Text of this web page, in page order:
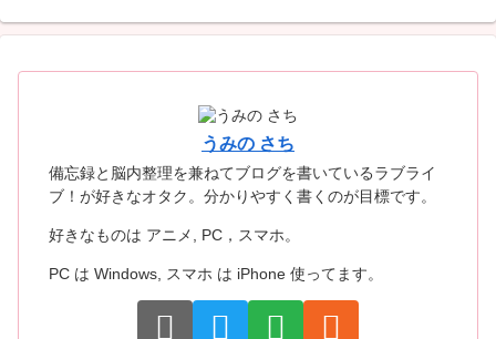
うみの さち
備忘録と脳内整理を兼ねてブログを書いているラブライ
ブ！が好きなオタク。分かりやすく書くのが目標です。
好きなものは アニメ, PC，スマホ。
PC は Windows, スマホ は iPhone 使ってます。